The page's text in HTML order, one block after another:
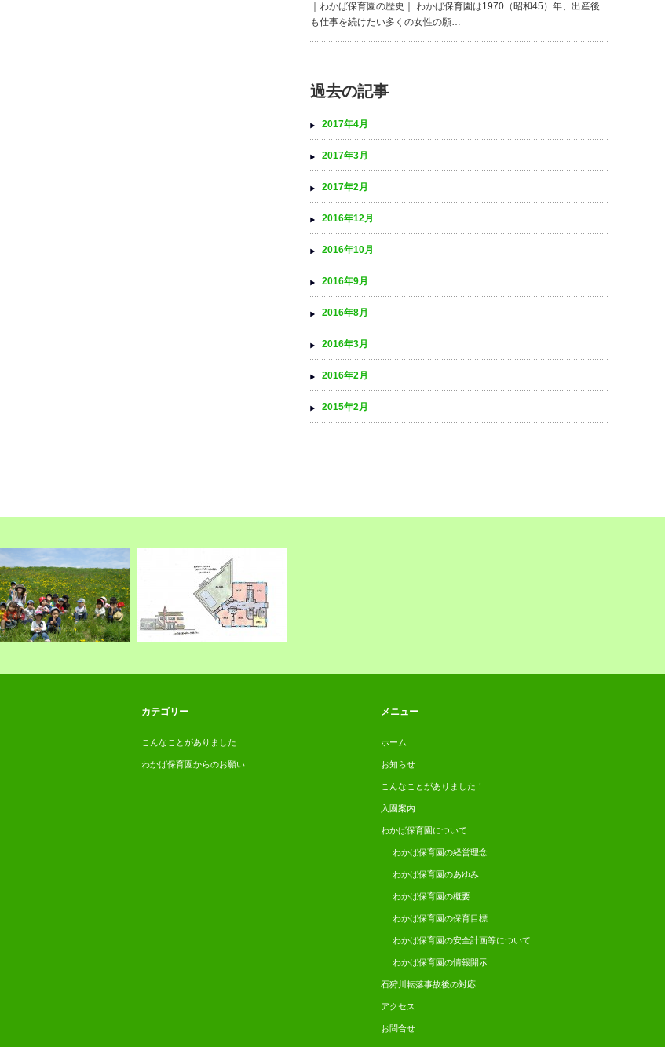
｜わかば保育園の歴史｜ わかば保育園は1970（昭和45）年、出産後
も仕事を続けたい多くの女性の願…
過去の記事
2017年4月
2017年3月
2017年2月
2016年12月
2016年10月
2016年9月
2016年8月
2016年3月
2016年2月
2015年2月
援・ご協力
カテゴリー
こんなことがありました
わかば保育園からのお願い
メニュー
ホーム
お知らせ
こんなことがありました！
入園案内
わかば保育園について
わかば保育園の経営理念
わかば保育園のあゆみ
わかば保育園の概要
わかば保育園の保育目標
わかば保育園の安全計画等について
わかば保育園の情報開示
石狩川転落事故後の対応
アクセス
お問合せ